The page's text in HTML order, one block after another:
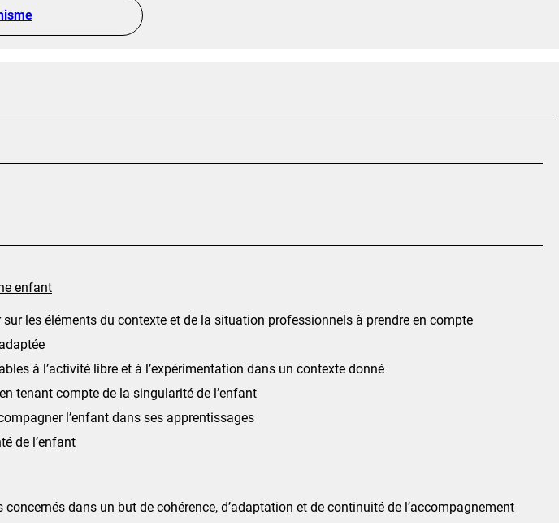
enfant
les éléments du contexte et de la situation professionnels à prendre en compte
à l’activité libre et à l’expérimentation dans un contexte donné
tenant compte de la singularité de l’enfant
l’enfant dans ses apprentissages
de l’enfant
concernés dans un but de cohérence, d’adaptation et de continuité de l’accompagnement